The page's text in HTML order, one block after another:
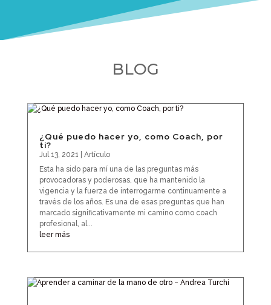
BLOG
¿Qué puedo hacer yo, como Coach, por
ti?
Jul 13, 2021
Artículo
Esta ha sido para mí una de las preguntas más
provocadoras y poderosas, que ha mantenido la
vigencia y la fuerza de interrogarme continuamente a
través de los años. Es una de esas preguntas que han
marcado significativamente mi camino como coach
profesional, al...
leer más